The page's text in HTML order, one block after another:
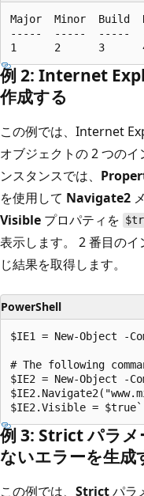
Major  Minor  Build
-----  -----  -----
例 2: Internet
作成する
この例では、Internet
オブジェクトの 2 つの
ンスタンスでは、
を使用して Navigate2
Visible プロパティを
表示します。 2 番目の
じ結果を取得します。
PowerShell
$IE1 = New-Object -
# The following
$IE2 = New-Object -
例 3: Strict パラメ
ないエラーを生成
この例では、 Strictパラ